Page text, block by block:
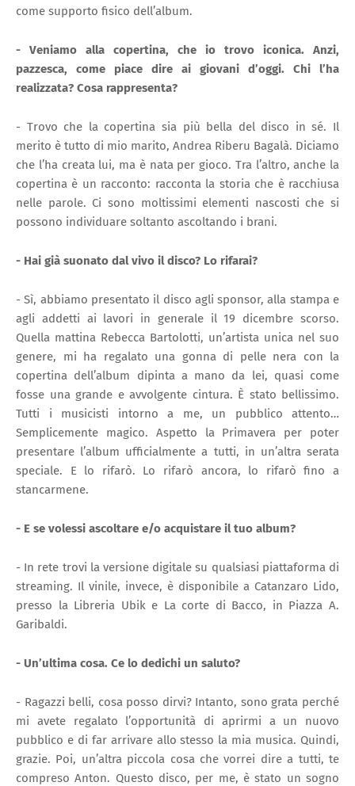
come supporto fisico dell’album.
- Veniamo alla copertina, che io trovo iconica. Anzi,
pazzesca, come piace dire ai giovani d’oggi. Chi l’ha
realizzata? Cosa rappresenta?
- Trovo che la copertina sia più bella del disco in sé. Il
merito è tutto di mio marito, Andrea Riberu Bagalà. Diciamo
che l’ha creata lui, ma è nata per gioco. Tra l’altro, anche la
copertina è un racconto: racconta la storia che è racchiusa
nelle parole. Ci sono moltissimi elementi nascosti che si
possono individuare soltanto ascoltando i brani.
- Hai già suonato dal vivo il disco? Lo rifarai?
- Sì, abbiamo presentato il disco agli sponsor, alla stampa e
agli addetti ai lavori in generale il 19 dicembre scorso.
Quella mattina Rebecca Bartolotti, un’artista unica nel suo
genere, mi ha regalato una gonna di pelle nera con la
copertina dell’album dipinta a mano da lei, quasi come
fosse una grande e avvolgente cintura. È stato bellissimo.
Tutti i musicisti intorno a me, un pubblico attento…
Semplicemente magico. Aspetto la Primavera per poter
presentare l’album ufficialmente a tutti, in un’altra serata
speciale. E lo rifarò. Lo rifarò ancora, lo rifarò fino a
stancarmene.
- E se volessi ascoltare e/o acquistare il tuo album?
- In rete trovi la versione digitale su qualsiasi piattaforma di
streaming. Il vinile, invece, è disponibile a Catanzaro Lido,
presso la Libreria Ubik e La corte di Bacco, in Piazza A.
Garibaldi.
- Un’ultima cosa. Ce lo dedichi un saluto?
- Ragazzi belli, cosa posso dirvi? Intanto, sono grata perché
mi avete regalato l’opportunità di aprirmi a un nuovo
pubblico e di far arrivare allo stesso la mia musica. Quindi,
grazie. Poi, un’altra piccola cosa che vorrei dire a tutti, te
compreso Anton. Questo disco, per me, è stato un sogno